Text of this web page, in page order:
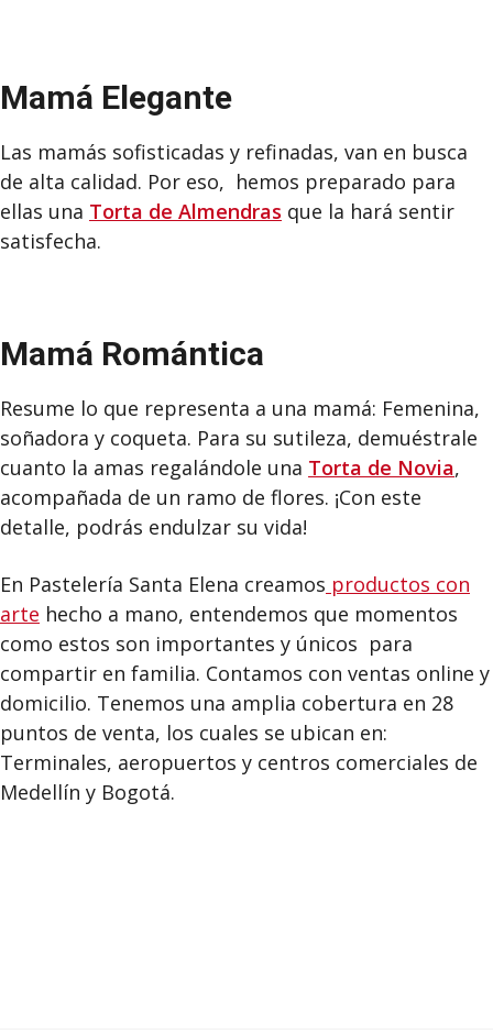
Mamá Elegante
Las mamás sofisticadas y refinadas, van en busca
de alta calidad. Por eso, hemos preparado para
ellas una Torta de Almendras que la hará sentir
satisfecha.
Mamá Romántica
Resume lo que representa a una mamá: Femenina,
soñadora y coqueta. Para su sutileza, demuéstrale
cuanto la amas regalándole una Torta de Novia,
acompañada de un ramo de flores. ¡Con este
detalle, podrás endulzar su vida!
En Pastelería Santa Elena creamos productos con
arte hecho a mano, entendemos que momentos
como estos son importantes y únicos para
compartir en familia. Contamos con ventas online y
domicilio. Tenemos una amplia cobertura en 28
puntos de venta, los cuales se ubican en:
Terminales, aeropuertos y centros comerciales de
Medellín y Bogotá.